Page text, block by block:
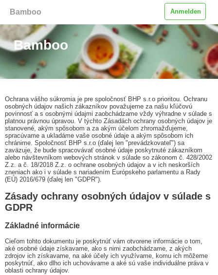
Bamboo Anmelden
Bamboo
Ochrana vášho súkromia je pre spoločnosť BHP s.r.o prioritou. Ochranu
osobných údajov našich zákazníkov považujeme za našu kľúčovú
povinnosť a s osobnými údajmi zaobchádzame vždy výhradne v súlade s
platnou právnou úpravou. V týchto Zásadách ochrany osobných údajov je
stanovené, akým spôsobom a za akým účelom zhromažďujeme,
spracúvame a ukladáme vaše osobné údaje a akým spôsobom ich
chránime. Spoločnosť BHP s.r.o (ďalej len "prevádzkovateľ") sa
zaväzuje, že bude spracovávať osobné údaje poskytnuté zákazníkom
alebo návštevníkom webových stránok v súlade so zákonom č. 428/2002
Z.z. a č. 18/2018 Z.z. o ochrane osobných údajov a v ich neskorších
zneniach ako i v súlade s nariadením Európskeho parlamentu a Rady
(EÚ) 2016/679 (ďalej len "GDPR").
Zásady ochrany osobných údajov v súlade s
GDPR
Základné informácie
Cieľom tohto dokumentu je poskytnúť vám otvorene informácie o tom,
aké osobné údaje získavame, ako s nimi zaobchádzame, z akých
zdrojov ich získavame, na aké účely ich využívame, komu ich môžeme
poskytnúť, ako dlho ich uchovávame a aké sú vaše individuálne práva v
oblasti ochrany údajov.